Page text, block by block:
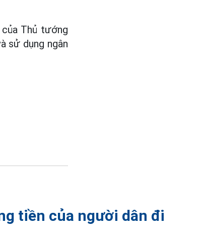
Thủ tướng
sử dụng ngân
tiền của người dân đi